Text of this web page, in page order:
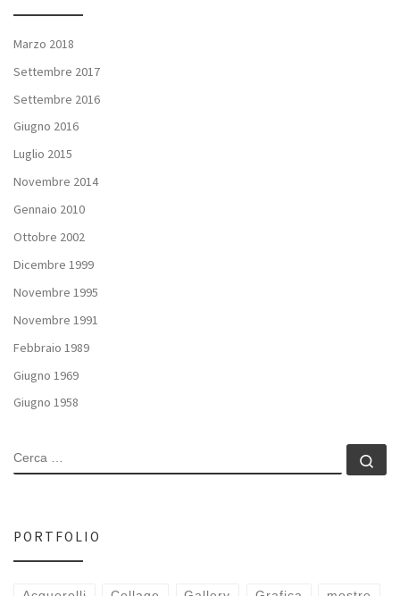
Marzo 2018
Settembre 2017
Settembre 2016
Giugno 2016
Luglio 2015
Novembre 2014
Gennaio 2010
Ottobre 2002
Dicembre 1999
Novembre 1995
Novembre 1991
Febbraio 1989
Giugno 1969
Giugno 1958
CERCA
PORTFOLIO